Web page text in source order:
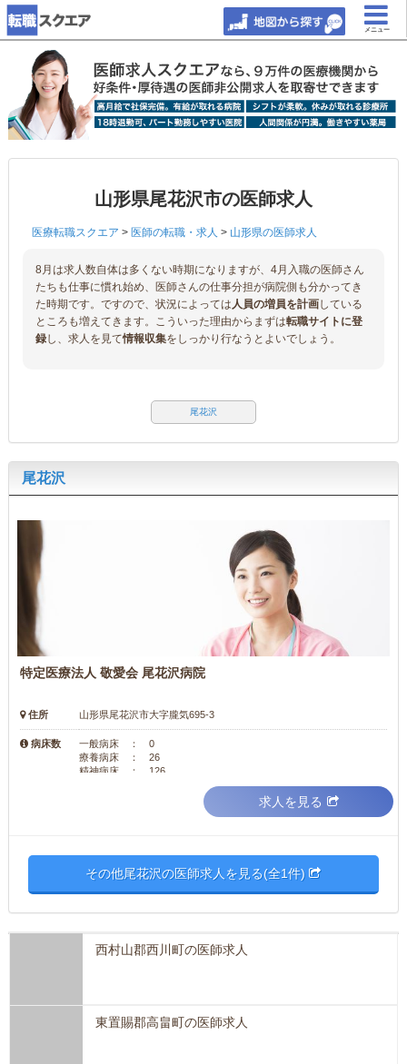
メニュー
山形県尾花沢市の医師求人
医療転職スクエア > 医師の転職・求人 > 山形県の医師求人
8月は求人数自体は多くない時期になりますが、4月入職の医師さん
たちも仕事に慣れ始め、医師さんの仕事分担が病院側も分かってき
た時期です。ですので、状況によっては人員の増員を計画している
ところも増えてきます。こういった理由からまずは転職サイトに登
録し、求人を見て情報収集をしっかり行なうとよいでしょう。
尾花沢
尾花沢
特定医療法人 敬愛会 尾花沢病院
住所 山形県尾花沢市大字朧気695-3
病床数
一般病床 ： 0
療養病床 ： 26
精神病床 ： 126
求人を見る
その他尾花沢の医師求人を見る(全1件)
西村山郡西川町の医師求人
東置賜郡高畠町の医師求人